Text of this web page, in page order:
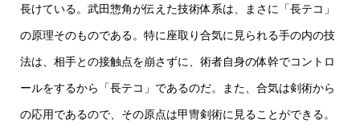
長けている。武田惣角が伝えた技術体系は、まさに「長テコ」
の原理そのものである。特に座取り合気に見られる手の内の技
法は、相手との接触点を崩さずに、術者自身の体幹でコントロ
ールをするから「長テコ」であるのだ。また、合気は剣術から
の応用であるので、その原点は甲冑剣術に見ることができる。